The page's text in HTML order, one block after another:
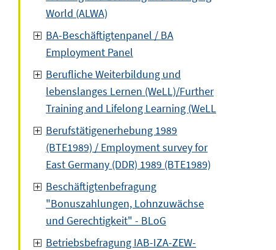
World (ALWA)
BA-Beschäftigtenpanel / BA
Employment Panel
Berufliche Weiterbildung und
lebenslanges Lernen (WeLL)/Further
Training and Lifelong Learning (WeLL
Berufstätigenerhebung 1989
(BTE1989) / Employment survey for
East Germany (DDR) 1989 (BTE1989)
Beschäftigtenbefragung
"Bonuszahlungen, Lohnzuwächse
und Gerechtigkeit" - BLoG
Betriebsbefragung IAB-IZA-ZEW-